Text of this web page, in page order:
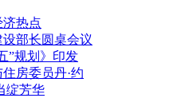
济热点
部长圆桌会议
”规划》印发
房委员丹·约
绽芳华